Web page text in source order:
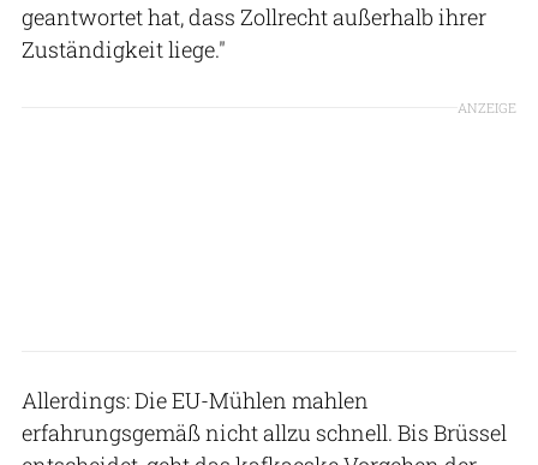
geantwortet hat, dass Zollrecht außerhalb ihrer
Zuständigkeit liege."
ANZEIGE
Allerdings: Die EU-Mühlen mahlen
erfahrungsgemäß nicht allzu schnell. Bis Brüssel